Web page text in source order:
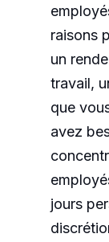
raisons
un
travail,
que
avez
jours